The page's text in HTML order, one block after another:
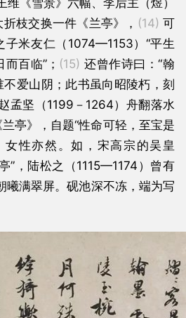
枝交换一件《兰亭》， (14)可
子米友仁（1074—1153）“平生
百临”； (15)还曾作诗曰：“翰
爱山阴；此书虽向昭陵朽，刻
孟坚（1199－1264）舟翻落水
亭》，自题“性命可轻，至宝是
女性亦然。如，宋高宗的吴皇
”，陆松之（1115—1174）曾有
曦满翠屏。砚池深不冻，端为写